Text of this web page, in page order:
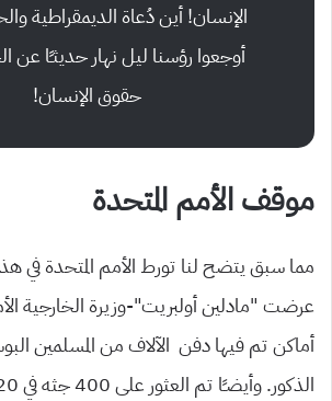
الإنسان! أين دُعاة الديمقراطية
أوجعوا رؤسنا ليل نهار حديثـًا عن
حقوق الإنسان!
موقف الأمم المتحدة
مما سبق يتضح لنا تورط الأمم المتحدة في
عرضت “مادلين أولبريت”-وزيرة الخارجية
أماكن تم فيها دفن الآلاف من المسلمين